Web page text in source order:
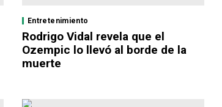
Entretenimiento
Rodrigo Vidal revela que el
Ozempic lo llevó al borde de la
muerte